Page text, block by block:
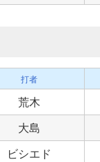
打者
荒木
大島
ビシエド